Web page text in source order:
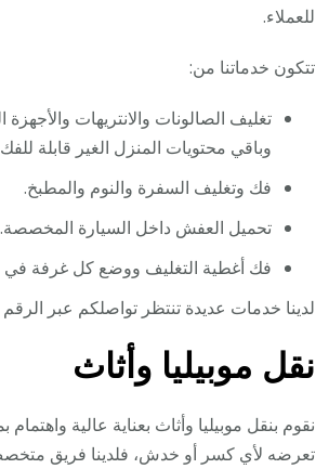
للعملاء.
تتكون خدماتنا من:
تغليف الصالونات والانتريهات والأجهزة
وباقي محتويات المنزل الغير قابلة
فك وتغليف السفرة والنوم والمطبخ.
تحميل العفش داخل السيارة المخصصة.
فك أغطية التغليف ووضع كل غرفة في
لدينا خدمات عديدة تنتظر تواصلكم عبر الرقم 50993766.
نقل موبيليا وأثاث
نقوم بنقل موبيليا وأثاث بعناية عالية
تعرضه لأي كسر أو خدش، فلدينا فريق